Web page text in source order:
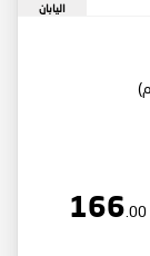
اليابان
166
.00